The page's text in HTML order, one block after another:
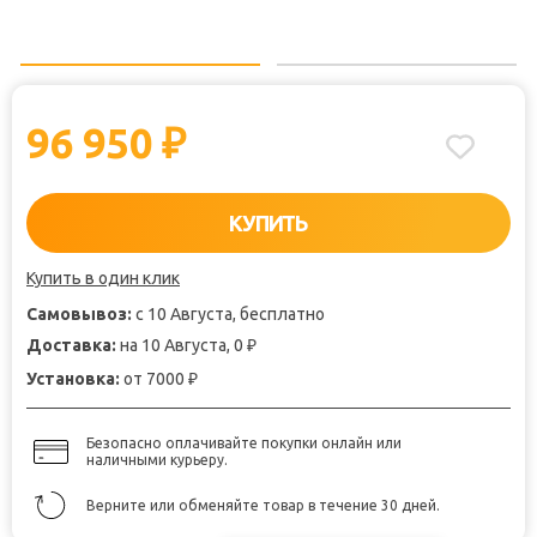
96 950 ₽
КУПИТЬ
Купить в один клик
Самовывоз: с 10 Августа, бесплатно
Доставка: на 10 Августа, 0 ₽
Установка: от 7000 ₽
Безопасно оплачивайте покупки онлайн или
наличными курьеру.
Верните или обменяйте товар в течение 30 дней.